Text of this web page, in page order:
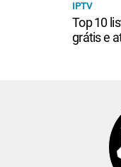
IPTV
Top 10
grátis e